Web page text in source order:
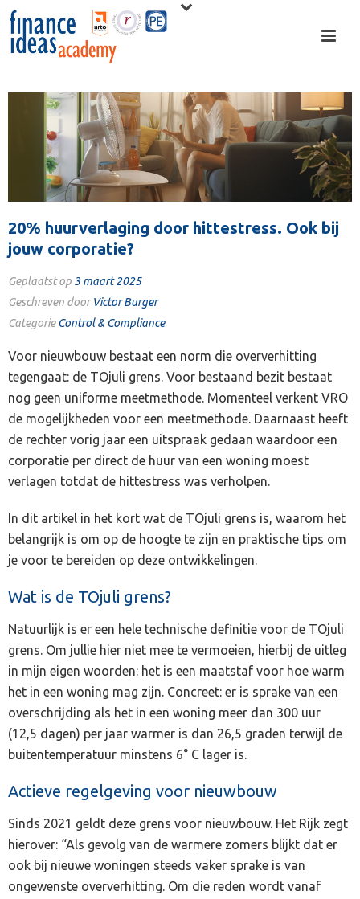
20% huurverlaging door hittestress. Ook bij
jouw corporatie?
Geplaatst op 3 maart 2025
Geschreven doorVictor Burger
CategorieControl & Compliance
Voor nieuwbouw bestaat een norm die oververhitting
tegengaat: de TOjuli grens. Voor bestaand bezit bestaat
nog geen uniforme meetmethode. Momenteel verkent VRO
de mogelijkheden voor een meetmethode. Daarnaast heeft
de rechter vorig jaar een uitspraak gedaan waardoor een
corporatie per direct de huur van een woning moest
verlagen totdat de hittestress was verholpen.
In dit artikel in het kort wat de TOjuli grens is, waarom het
belangrijk is om op de hoogte te zijn en praktische tips om
je voor te bereiden op deze ontwikkelingen.
Wat is de TOjuli grens?
Natuurlijk is er een hele technische definitie voor de TOjuli
grens. Om jullie hier niet mee te vermoeien, hierbij de uitleg
in mijn eigen woorden: het is een maatstaf voor hoe warm
het in een woning mag zijn. Concreet: er is sprake van een
overschrijding als het in een woning meer dan 300 uur
(12,5 dagen) per jaar warmer is dan 26,5 graden terwijl de
buitentemperatuur minstens 6° C lager is.
Actieve regelgeving voor nieuwbouw
Sinds 2021 geldt deze grens voor nieuwbouw. Het Rijk zegt
hierover: “Als gevolg van de warmere zomers blijkt dat er
ook bij nieuwe woningen steeds vaker sprake is van
ongewenste oververhitting. Om die reden wordt vanaf